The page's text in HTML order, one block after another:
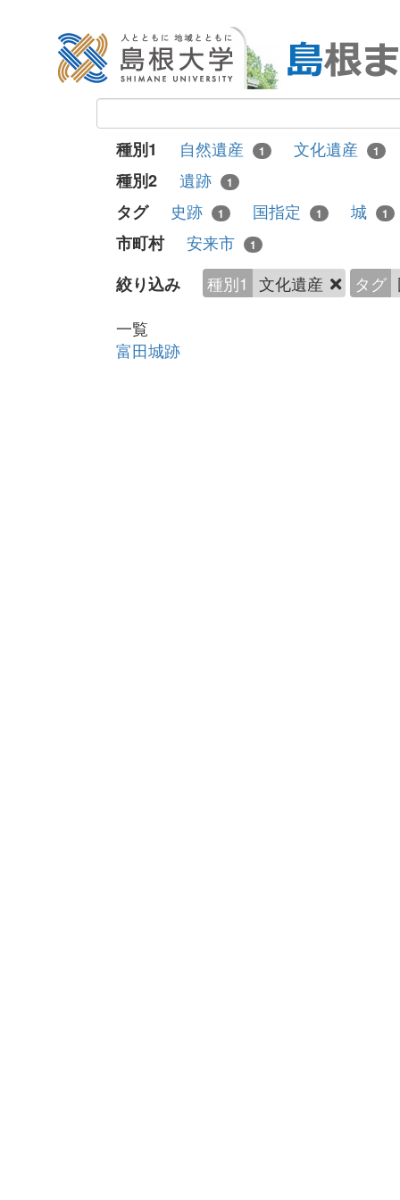
種別1 自然遺産 1 文化遺産 1
種別2 遺跡 1
タグ 史跡 1 国指定 1 城 1
市町村 安来市 1
絞り込み 種別1 文化遺産 タグ
一覧
富田城跡